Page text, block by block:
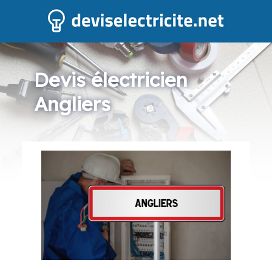
Devis électricien
Angliers